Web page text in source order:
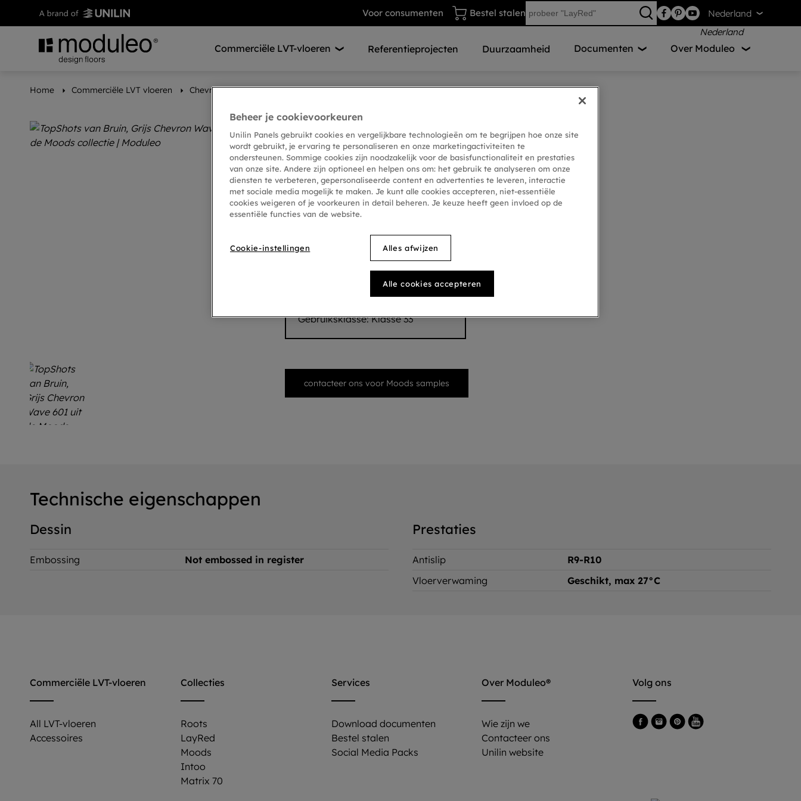
Voor consumenten Bestel stalen Nederland
Commerciële LVT-vloeren Referentieprojecten Duurzaamheid Documenten Over Moduleo
Home Commerciële LVT vloeren Chevron Wave 601
Chevron Wave 601
Moods
Commerciële code:
MODMODPCHEV601CHE
Installatiemethode:Dryback
Chevron
522,67 x 92,4 mm
Gebruiksklasse:Klasse 33
contacteer ons voor Moods samples
Technische eigenschappen
Dessin
Embossing Not embossed in register
Prestaties
Antislip
R9-R10
Vloerverwaming
Geschikt, max 27°C
Commerciële LVT-vloeren
All LVT-vloeren
Accessoires
Collecties
Roots
LayRed
Moods
Intoo
Matrix 70
Services
Download documenten
Bestel stalen
Social Media Packs
Over Moduleo®
Wie zijn we
Contacteer ons
Unilin website
Volg ons
Beheer je cookievoorkeuren
Unilin Panels gebruikt cookies en vergelijkbare technologieën om te begrijpen hoe onze site
wordt gebruikt, je ervaring te personaliseren en onze marketingactiviteiten te
ondersteunen. Sommige cookies zijn noodzakelijk voor de basisfunctionaliteit en prestaties
van onze site. Andere zijn optioneel en helpen ons om: het gebruik te analyseren om onze
diensten te verbeteren, gepersonaliseerde content en advertenties te leveren, interactie
met sociale media mogelijk te maken. Je kunt alle cookies accepteren, niet-essentiële
cookies weigeren of je voorkeuren in detail beheren. Je keuze heeft geen invloed op de
essentiële functies van de website.
Cookie-instellingen Alles afwijzen
Alle cookies accepteren